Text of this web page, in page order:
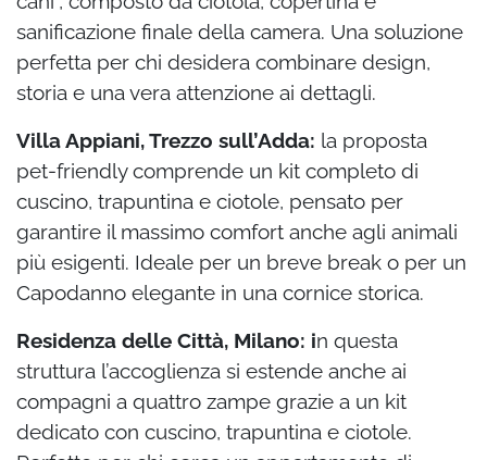
sanificazione finale della camera. Una soluzione
perfetta per chi desidera combinare design,
storia e una vera attenzione ai dettagli.
Villa Appiani, Trezzo sull’Adda: la proposta
pet-friendly comprende un kit completo di
cuscino, trapuntina e ciotole, pensato per
garantire il massimo comfort anche agli animali
più esigenti. Ideale per un breve break o per un
Capodanno elegante in una cornice storica.
Residenza delle Città, Milano: in questa
struttura l’accoglienza si estende anche ai
compagni a quattro zampe grazie a un kit
dedicato con cuscino, trapuntina e ciotole.